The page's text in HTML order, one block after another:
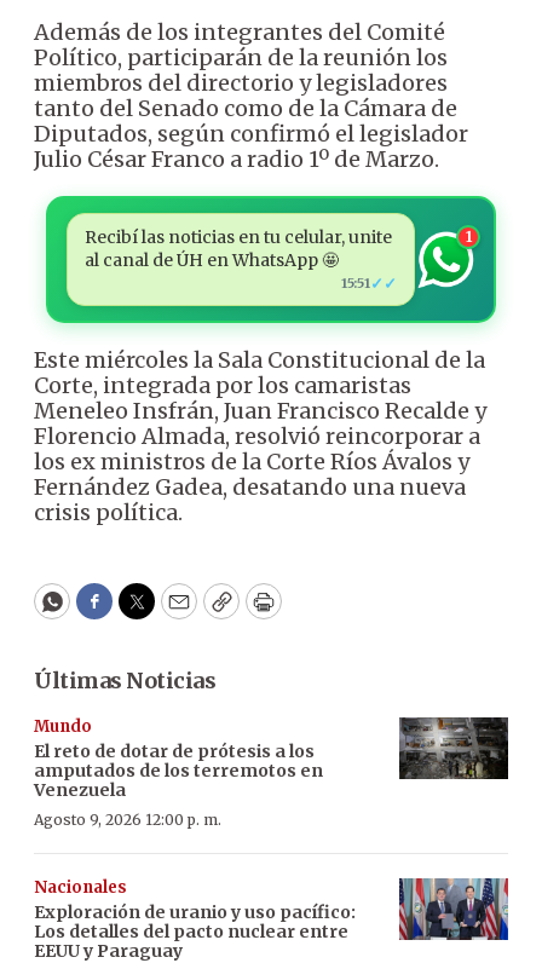
Además de los integrantes del Comité
Político, participarán de la reunión los
miembros del directorio y legisladores
tanto del Senado como de la Cámara de
Diputados, según confirmó el legislador
Julio César Franco a radio 1º de Marzo.
Recibí las noticias en tu celular, unite
al canal de ÚH en WhatsApp 🤩
15:51✓✓
1
Este miércoles la Sala Constitucional de la
Corte, integrada por los camaristas
Meneleo Insfrán, Juan Francisco Recalde y
Florencio Almada, resolvió reincorporar a
los ex ministros de la Corte Ríos Ávalos y
Fernández Gadea, desatando una nueva
crisis política.
WhatsApp
Facebook
Twitter
EmailCopyPrint
Últimas Noticias
Mundo
El reto de dotar de prótesis a los
amputados de los terremotos en
Venezuela
Agosto 9, 2026 12:00 p. m.
Nacionales
Exploración de uranio y uso pacífico:
Los detalles del pacto nuclear entre
EEUU y Paraguay